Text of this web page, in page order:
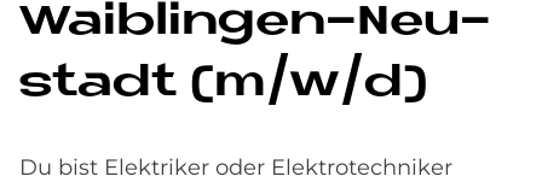
Waib­lin­gen-Neu­
sta­dt (m/w/d)
Du bist Elektriker oder Elektrotechniker